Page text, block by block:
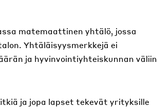
matemaattinen yhtälö, jossa
Yhtäläisyysmerkkejä ei
ja hyvinvointiyhteiskunnan väliin
ja jopa lapset tekevät yrityksille